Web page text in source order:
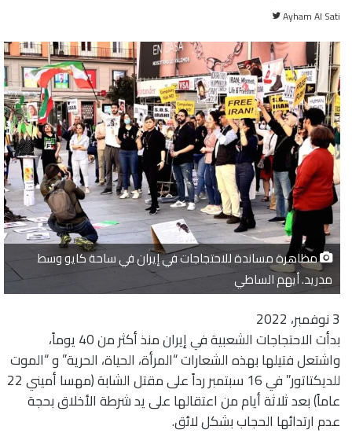
Ayham Al Sati
تويتر
مظاهرة مساندة للاحتجاجات في إيران في ساحة كايو وسط
مدريد. أيهم الساطي
3 نوفمبر، 2022
بدأت الاحتجاجات الشعبية في إيران منذ أكثر من 40 يوماً،
واشتعل فتيلها بهذه الشعارات “المرأة، الحياة، الحرية” و “الموت
للديكتاتور” في 16 سبتمبر رداً على مقتل الشابة (مهسا أميني 22
عاماً) بعد ثلاثة أيام من اعتقالها على يد شرطة الأخلاق بحجة
عدم ارتدائها الحجاب بشكل لائق.